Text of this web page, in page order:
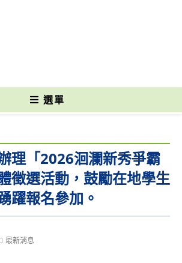
選單
理「2026洄瀾新秀爭霸
徵選活動，鼓勵在地學生
躍報名參加。
最新消息